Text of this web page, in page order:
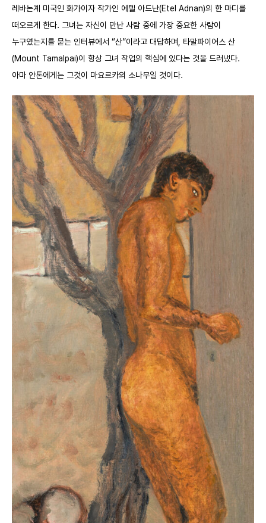
레바논계 미국인 화가이자 작가인 에텔 아드난(Etel Adnan)의 한 마디를
떠오르게 한다. 그녀는 자신이 만난 사람 중에 가장 중요한 사람이
누구였는지를 묻는 인터뷰에서 “산”이라고 대답하며, 타말파이어스 산
(Mount Tamalpai)이 항상 그녀 작업의 핵심에 있다는 것을 드러냈다.
아마 안톤에게는 그것이 마요르카의 소나무일 것이다.